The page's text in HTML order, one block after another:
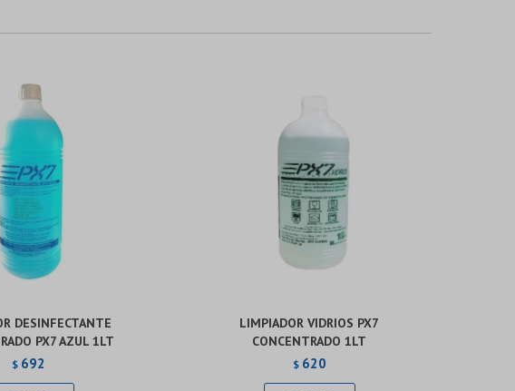
DESINFECTANTE
PX7 AZUL 1LT
$ 692
LIMPIADOR VIDRIOS PX7
CONCENTRADO 1LT
$ 620